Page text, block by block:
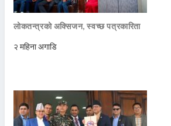
लोकतन्त्रको अक्सिजन, स्वच्छ पत्रकारिता
२ महिना अगाडि